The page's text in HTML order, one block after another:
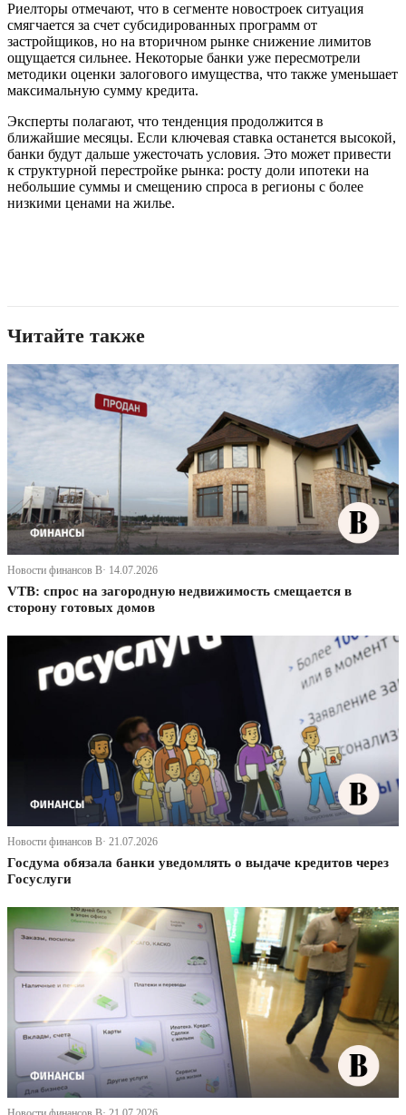
Риелторы отмечают, что в сегменте новостроек ситуация
смягчается за счет субсидированных программ от
застройщиков, но на вторичном рынке снижение лимитов
ощущается сильнее. Некоторые банки уже пересмотрели
методики оценки залогового имущества, что также уменьшает
максимальную сумму кредита.
Эксперты полагают, что тенденция продолжится в
ближайшие месяцы. Если ключевая ставка останется высокой,
банки будут дальше ужесточать условия. Это может привести
к структурной перестройке рынка: росту доли ипотеки на
небольшие суммы и смещению спроса в регионы с более
низкими ценами на жилье.
Читайте также
Новости финансов В· 14.07.2026
VTB: спрос на загородную недвижимость смещается в
сторону готовых домов
Новости финансов В· 21.07.2026
Госдума обязала банки уведомлять о выдаче кредитов через
Госуслуги